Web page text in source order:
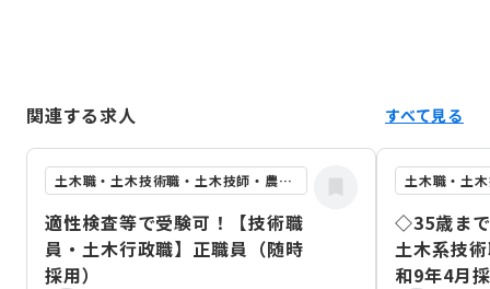
関連する求人 すべて見る
土木職・土木技術職・土木技師・農業土木職
適性検査等で受験可！【技術職
員・土木行政職】正職員（随時
採用）
◇35歳ま
土木系技
和9年4月